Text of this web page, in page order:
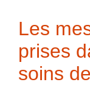
Les
prises
soins